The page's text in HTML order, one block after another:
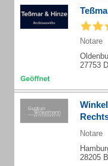
Notare
27753
Notare
28205